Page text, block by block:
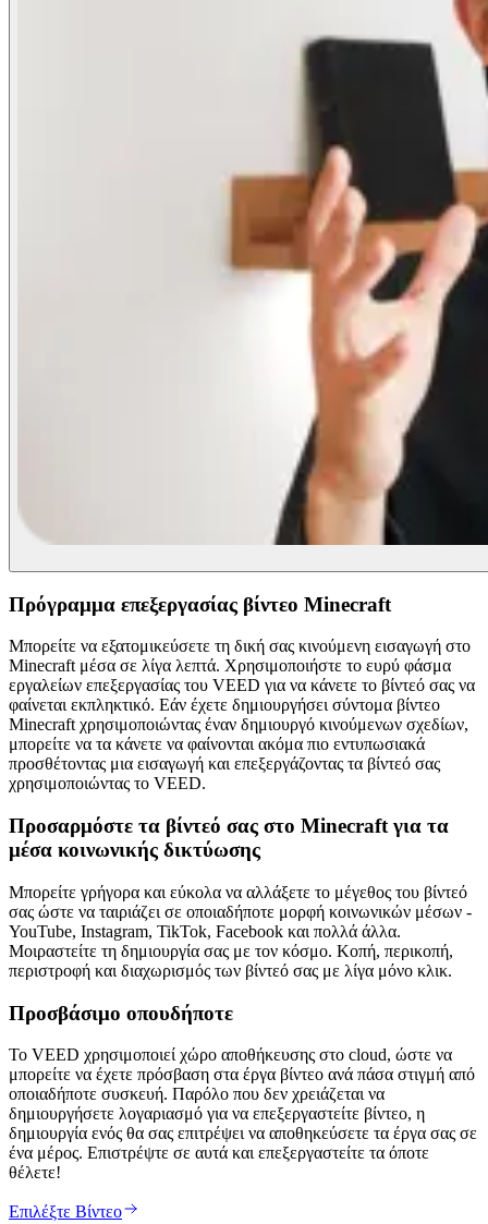
Πρόγραμμα επεξεργασίας βίντεο Minecraft
Μπορείτε να εξατομικεύσετε τη δική σας κινούμενη εισαγωγή στο
Minecraft μέσα σε λίγα λεπτά. Χρησιμοποιήστε το ευρύ φάσμα
εργαλείων επεξεργασίας του VEED για να κάνετε το βίντεό σας να
φαίνεται εκπληκτικό. Εάν έχετε δημιουργήσει σύντομα βίντεο
Minecraft χρησιμοποιώντας έναν δημιουργό κινούμενων σχεδίων,
μπορείτε να τα κάνετε να φαίνονται ακόμα πιο εντυπωσιακά
προσθέτοντας μια εισαγωγή και επεξεργάζοντας τα βίντεό σας
χρησιμοποιώντας το VEED.
Προσαρμόστε τα βίντεό σας στο Minecraft για τα
μέσα κοινωνικής δικτύωσης
Μπορείτε γρήγορα και εύκολα να αλλάξετε το μέγεθος του βίντεό
σας ώστε να ταιριάζει σε οποιαδήποτε μορφή κοινωνικών μέσων -
YouTube, Instagram, TikTok, Facebook και πολλά άλλα.
Μοιραστείτε τη δημιουργία σας με τον κόσμο. Κοπή, περικοπή,
περιστροφή και διαχωρισμός των βίντεό σας με λίγα μόνο κλικ.
Προσβάσιμο οπουδήποτε
Το VEED χρησιμοποιεί χώρο αποθήκευσης στο cloud, ώστε να
μπορείτε να έχετε πρόσβαση στα έργα βίντεο ανά πάσα στιγμή από
οποιαδήποτε συσκευή. Παρόλο που δεν χρειάζεται να
δημιουργήσετε λογαριασμό για να επεξεργαστείτε βίντεο, η
δημιουργία ενός θα σας επιτρέψει να αποθηκεύσετε τα έργα σας σε
ένα μέρος. Επιστρέψτε σε αυτά και επεξεργαστείτε τα όποτε
θέλετε!
Επιλέξτε Βίντεο